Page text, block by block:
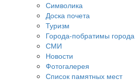
Символика
Доска почета
Туризм
Города-побратимы
СМИ
Новости
Фотогалерея
Список памятных мест